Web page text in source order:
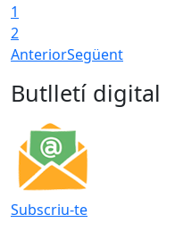
1
2
AnteriorSegüent
Butlletí digital
Subscriu-te